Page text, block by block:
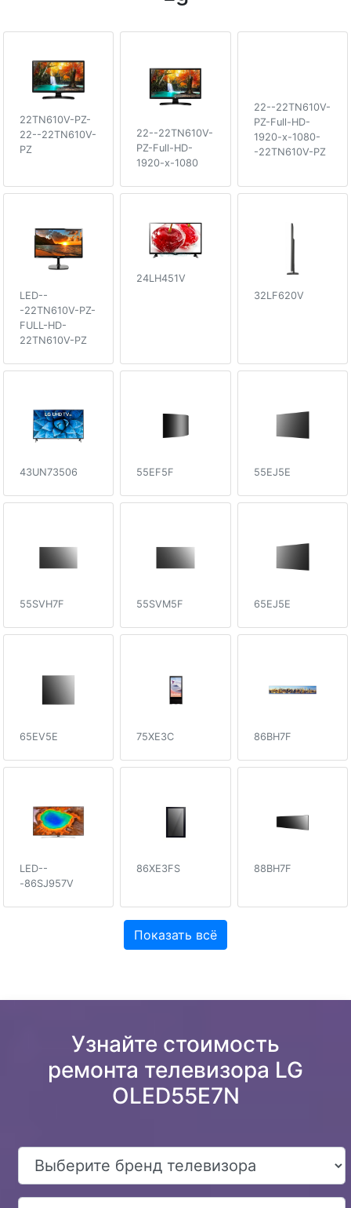
22TN610V-PZ-
22--22TN610V-
PZ
22--22TN610V-
PZ-Full-HD-
1920-x-1080
22--22TN610V-
PZ-Full-HD-
1920-x-1080-
-22TN610V-PZ
LED--
-22TN610V-PZ-
FULL-HD-
22TN610V-PZ
24LH451V
32LF620V
43UN73506 55EF5F 55EJ5E
55SVH7F 55SVM5F 65EJ5E
65EV5E 75XE3C 86BH7F
LED--
-86SJ957V
86XE3FS 88BH7F
Показать всё
Узнайте стоимость
ремонта телевизора LG
OLED55E7N